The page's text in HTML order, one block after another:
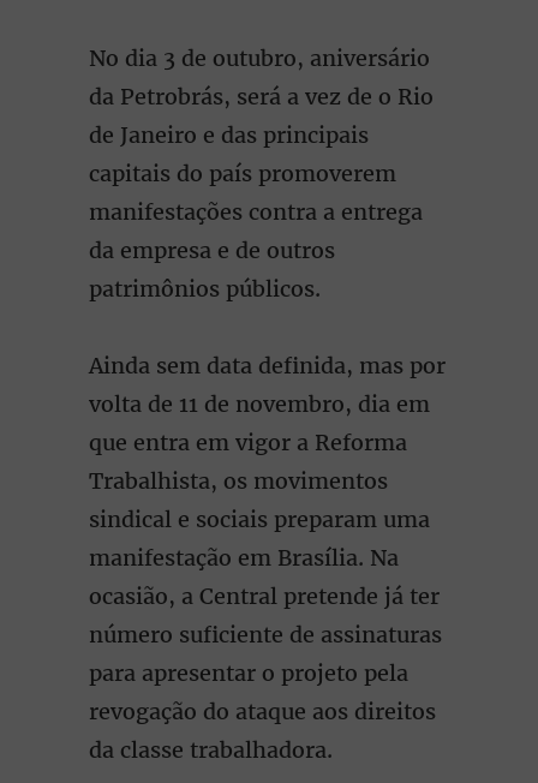
No dia 3 de outubro, aniversário
da Petrobrás, será a vez de o Rio
de Janeiro e das principais
capitais do país promoverem
manifestações contra a entrega
da empresa e de outros
patrimônios públicos.
Ainda sem data definida, mas por
volta de 11 de novembro, dia em
que entra em vigor a Reforma
Trabalhista, os movimentos
sindical e sociais preparam uma
manifestação em Brasília. Na
ocasião, a Central pretende já ter
número suficiente de assinaturas
para apresentar o projeto pela
revogação do ataque aos direitos
da classe trabalhadora.